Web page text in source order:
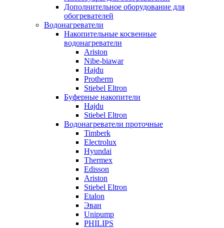
Дополнительное оборудование для
обогревателей
Водонагреватели
Накопительные косвенные
водонагреватели
Ariston
Nibe-biawar
Hajdu
Protherm
Stiebel Eltron
Буферные накопители
Hajdu
Stiebel Eltron
Водонагреватели проточные
Timberk
Electrolux
Hyundai
Thermex
Edisson
Ariston
Stiebel Eltron
Etalon
Эван
Unipump
PHILIPS